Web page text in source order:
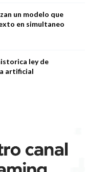
un modelo que
en simultaneo
ley de
artificial